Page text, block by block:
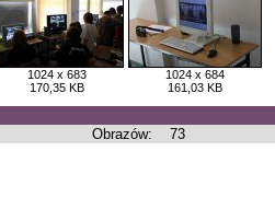
1024 x 683
170,35 KB
1024 x 684
161,03 KB
Obrazów: 73